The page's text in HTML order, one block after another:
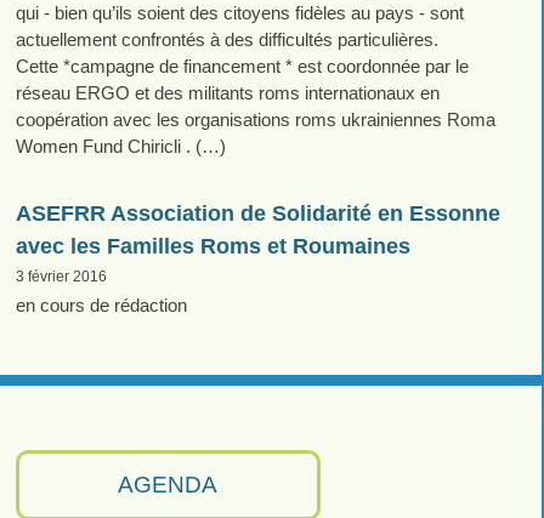
AGENDA
qui - bien qu’ils soient des citoyens fidèles au pays - sont
actuellement confrontés à des difficultés particulières.
Cette *campagne de financement * est coordonnée par le
réseau ERGO et des militants roms internationaux en
coopération avec les organisations roms ukrainiennes Roma
Women Fund Chiricli . (…)
ASEFRR Association de Solidarité en Essonne
avec les Familles Roms et Roumaines
3 février 2016
en cours de rédaction